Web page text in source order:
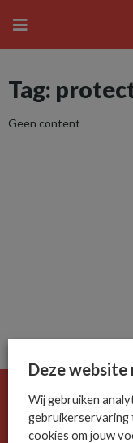
Tag:
Geen content
De ICT-wereld
Meld je nu aan voor de
Deze
Wij gebruiken
gebruikerservaring
cookies om jouw